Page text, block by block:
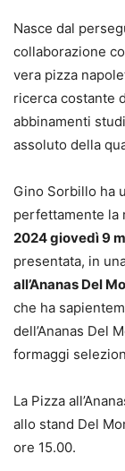
Nasce dal
collaborazione
vera pizza
ricerca costante
abbinamenti
assoluto della
Gino Sorbillo ha
perfettamente la
2024 giovedì 9
presentata, in
all’Ananas Del
che ha
dell’Ananas Del
formaggi
La Pizza
allo stand Del
ore 15.00.